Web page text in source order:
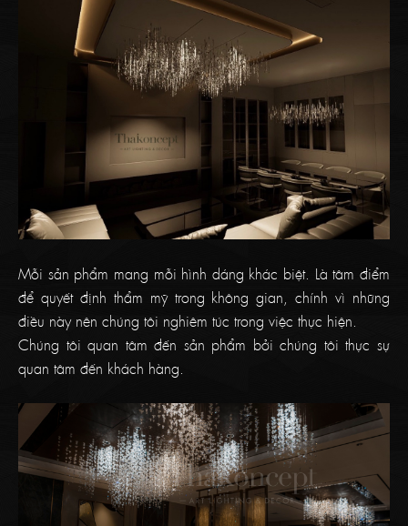
Mỗi sản phẩm mang mỗi hình dáng khác biệt. Là tâm điểm
để quyết định thẩm mỹ trong không gian, chính vì những
điều này nên chúng tôi nghiêm túc trong việc thực hiện.
Chúng tôi quan tâm đến sản phẩm bởi chúng tôi thực sự
quan tâm đến khách hàng.